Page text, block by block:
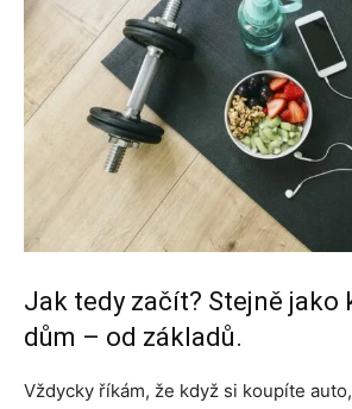
Jak tedy začít? Stejně jako
dům – od základů.
Vždycky říkám, že když si koupíte